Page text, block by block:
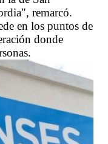
remarcó.
en los puntos de
donde